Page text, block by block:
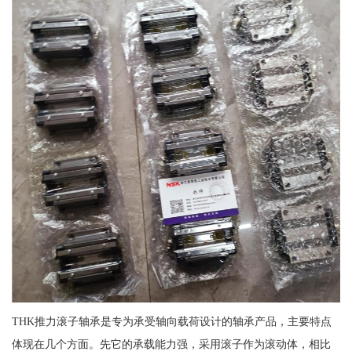
THK推力滚子轴承是专为承受轴向载荷设计的轴承产品，主要特点
体现在几个方面。先它的承载能力强，采用滚子作为滚动体，相比